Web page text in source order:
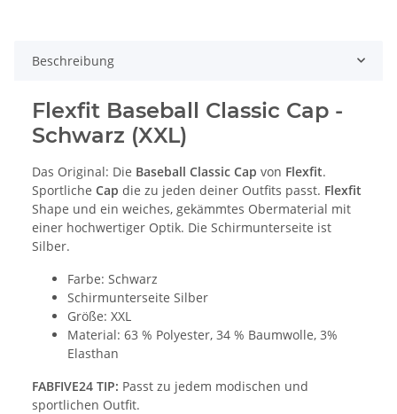
Beschreibung
Flexfit Baseball Classic Cap -
Schwarz (XXL)
Das Original: Die Baseball Classic Cap von Flexfit.
Sportliche Cap die zu jeden deiner Outfits passt. Flexfit
Shape und ein weiches, gekämmtes Obermaterial mit
einer hochwertiger Optik. Die Schirmunterseite ist
Silber.
Farbe: Schwarz
Schirmunterseite Silber
Größe: XXL
Material: 63 % Polyester, 34 % Baumwolle, 3%
Elasthan
FABFIVE24 TIP: Passt zu jedem modischen und
sportlichen Outfit.